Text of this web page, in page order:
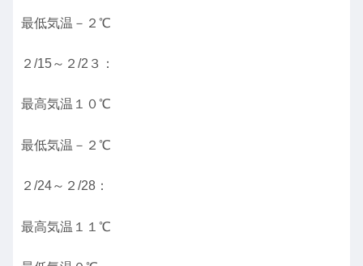
最低気温－２℃
２/15～２/2３：
最高気温１０℃
最低気温－２℃
２/24～２/28：
最高気温１１℃